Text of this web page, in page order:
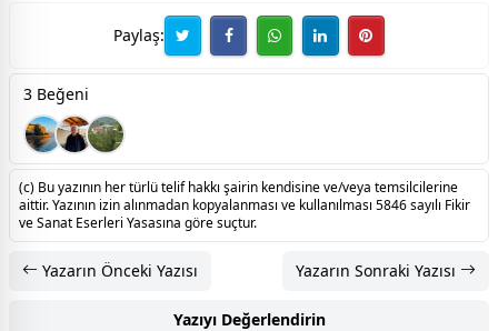
Paylaş:
3 Beğeni
(c) Bu yazının her türlü telif hakkı şairin kendisine ve/veya temsilcilerine
aittir. Yazının izin alınmadan kopyalanması ve kullanılması 5846 sayılı Fikir
ve Sanat Eserleri Yasasına göre suçtur.
Yazarın Önceki Yazısı Yazarın Sonraki Yazısı
Yazıyı Değerlendirin